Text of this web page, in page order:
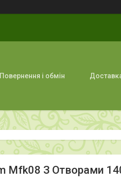
Повернення і обмін
Mfk08 З Отворами